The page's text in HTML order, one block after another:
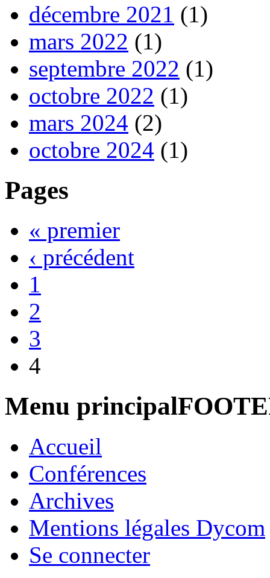
décembre 2021 (1)
mars 2022 (1)
septembre 2022 (1)
octobre 2022 (1)
mars 2024 (2)
octobre 2024 (1)
Pages
« premier
‹ précédent
1
2
3
4
Menu
Accueil
Conférences
Archives
Mentions légales Dycom
Se connecter